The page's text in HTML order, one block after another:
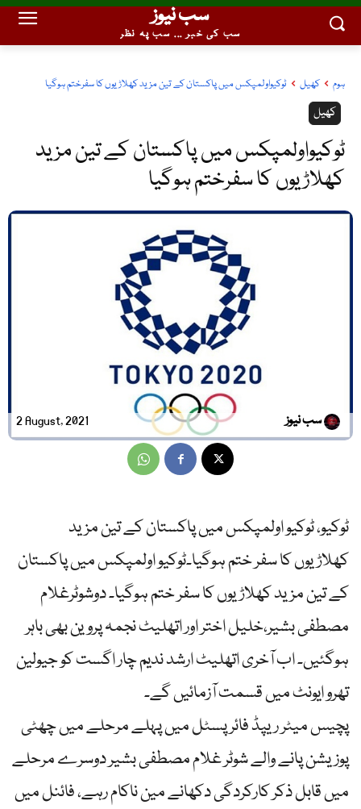
سب نیوز
سب کی خبر ... سب پہ نظر
ہوم کھیل ٹوکیواولمپکس میں پاکستان کے تین مزید کھلاڑیوں کا سفرختم ہوگیا
کھیل
ٹوکیواولمپکس میں پاکستان کے تین مزید
کھلاڑیوں کا سفرختم ہوگیا
2 August, 2021 سب نیوز
ٹوکیو، ٹوکیو اولمپکس میں پاکستان کے تین مزید
کھلاڑیوں کا سفر ختم ہوگیا۔ٹوکیو اولمپکس میں پاکستان
کے تین مزید کھلاڑیوں کا سفر ختم ہوگیا۔ دوشوٹرغلام
مصطفی بشیر،خلیل اختر اور اتھلیٹ نجمہ پروین بھی باہر
ہوگئیں۔ اب آخری اتھلیٹ ارشد ندیم چار اگست کو جیولین
تھرو ایونٹ میں قسمت آزمائیں گے۔
پچیس میٹر ریپڈ فائر پسٹل میں پہلے مرحلے میں چھٹی
پوزیشن پانے والے شوٹر غلام مصطفی بشیر دوسرے مرحلے
میں قابل ذکر کارکردگی دکھانے مین ناکام رہے، فائنل میں